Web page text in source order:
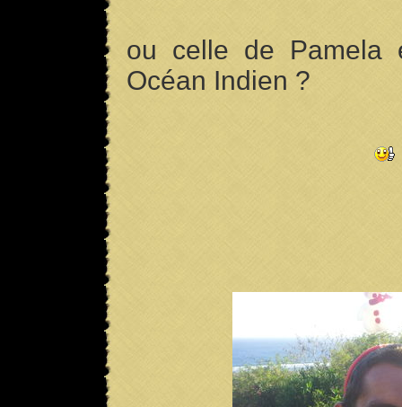
ou celle de Pamela
Océan Indien ?